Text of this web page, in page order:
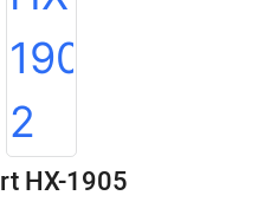
HX-1905